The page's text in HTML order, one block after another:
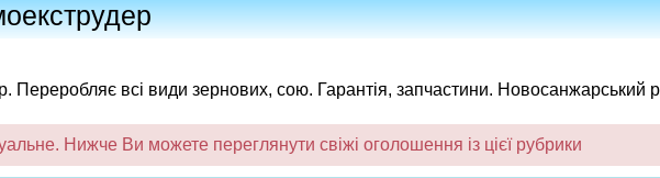
Переробляє всі види зернових, сою. Гарантія, запчастини. Новосанжарський
Нижче Ви можете переглянути свіжі оголошення із цієї рубрики